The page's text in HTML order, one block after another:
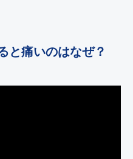
と痛いのはなぜ？